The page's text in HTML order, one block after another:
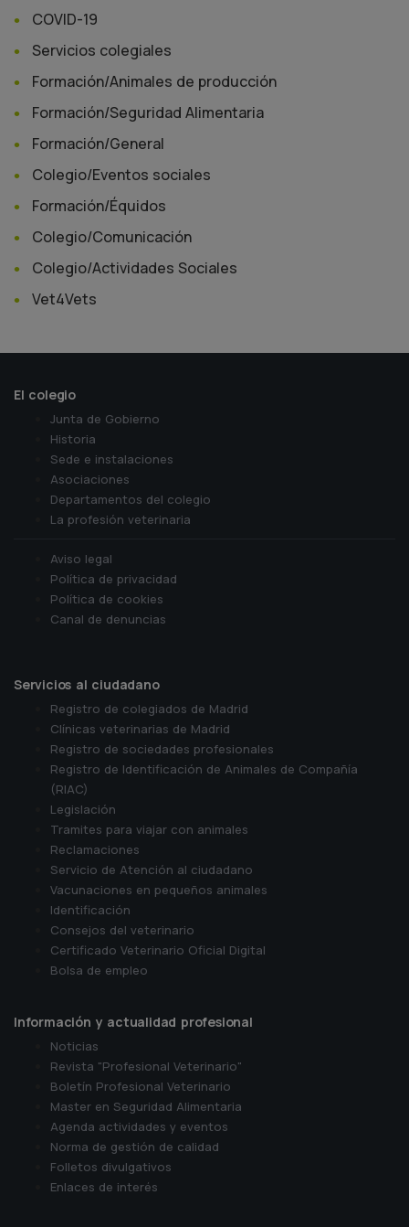
COVID-19
Servicios colegiales
Formación/Animales de producción
Formación/Seguridad Alimentaria
Formación/General
Colegio/Eventos sociales
Formación/Équidos
Colegio/Comunicación
Colegio/Actividades Sociales
Vet4Vets
El colegio
Junta de Gobierno
Historia
Sede e instalaciones
Asociaciones
Departamentos del colegio
La profesión veterinaria
Aviso legal
Política de privacidad
Política de cookies
Canal de denuncias
Servicios al ciudadano
Registro de colegiados de Madrid
Clínicas veterinarias de Madrid
Registro de sociedades profesionales
Registro de Identificación de Animales de Compañía
(RIAC)
Legislación
Tramites para viajar con animales
Reclamaciones
Servicio de Atención al ciudadano
Vacunaciones en pequeños animales
Identificación
Consejos del veterinario
Certificado Veterinario Oficial Digital
Bolsa de empleo
Información y actualidad profesional
Noticias
Revista "Profesional Veterinario"
Boletín Profesional Veterinario
Master en Seguridad Alimentaria
Agenda actividades y eventos
Norma de gestión de calidad
Folletos divulgativos
Enlaces de interés